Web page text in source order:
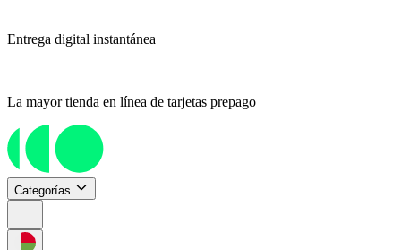
Entrega digital instantánea
La mayor tienda en línea de tarjetas prepago
Categorías